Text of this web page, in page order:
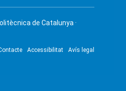
de Catalunya ·
Accessibilitat Avís legal